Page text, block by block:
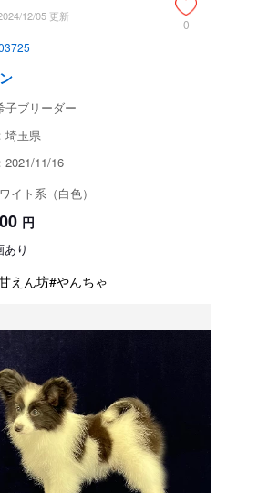
12/05 更新
0
子ブリーダー
埼玉県
2021/11/16
イト系（白色）
円
あり
えん坊#やんちゃ